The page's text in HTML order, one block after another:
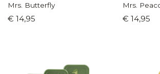
Mrs. Butterfly
€ 14,95
Mrs.
€ 14,95